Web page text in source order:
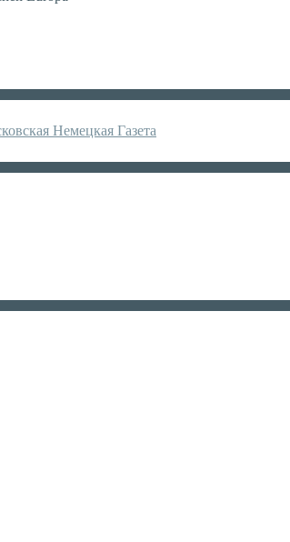
Немецкая Газета